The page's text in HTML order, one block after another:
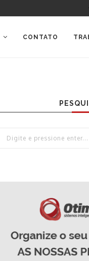
CONTATO